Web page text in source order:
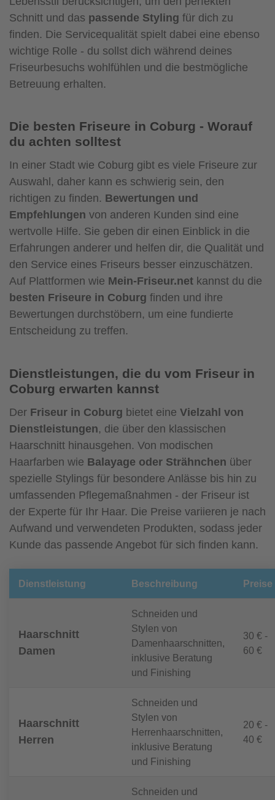
Schnitt und das passende Styling für dich zu
finden. Die Servicequalität spielt dabei eine ebenso
wichtige Rolle - du sollst dich während deines
Friseurbesuchs wohlfühlen und die bestmögliche
Betreuung erhalten.
Die besten Friseure in Coburg - Worauf
du achten solltest
In einer Stadt wie Coburg gibt es viele Friseure zur
Auswahl, daher kann es schwierig sein, den
richtigen zu finden. Bewertungen und
Empfehlungen von anderen Kunden sind eine
wertvolle Hilfe. Sie geben dir einen Einblick in die
Erfahrungen anderer und helfen dir, die Qualität und
den Service eines Friseurs besser einzuschätzen.
Auf Plattformen wie Mein-Friseur.net kannst du die
besten Friseure in Coburg finden und ihre
Bewertungen durchstöbern, um eine fundierte
Entscheidung zu treffen.
Dienstleistungen, die du vom Friseur in
Coburg erwarten kannst
Der Friseur in Coburg bietet eine Vielzahl von
Dienstleistungen, die über den klassischen
Haarschnitt hinausgehen. Von modischen
Haarfarben wie Balayage oder Strähnchen über
spezielle Stylings für besondere Anlässe bis hin zu
umfassenden Pflegemaßnahmen - der Friseur ist
der Experte für Ihr Haar. Die Preise variieren je nach
Aufwand und verwendeten Produkten, sodass jeder
Kunde das passende Angebot für sich finden kann.
Dienstleistung Beschreibung Preise
Haarschnitt
Damen
Schneiden und
Stylen von
Damenhaarschnitten,
inklusive Beratung
und Finishing
30 € -
60 €
Haarschnitt
Herren
Schneiden und
Stylen von
Herrenhaarschnitten,
inklusive Beratung
und Finishing
20 € -
40 €
Schneiden und